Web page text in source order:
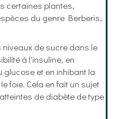
certaines plantes,
du genre Berberis,
niveaux de sucre dans le
à l'insuline, en
glucose et en inhibant la
foie. Cela en fait un sujet
de diabète de type